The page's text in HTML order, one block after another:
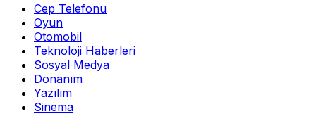
Cep Telefonu
Oyun
Otomobil
Teknoloji Haberleri
Sosyal Medya
Donanım
Yazılım
Sinema